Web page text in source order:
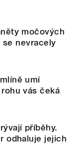
močových
nevracely
umí
vás čeká
příběhy.
odhaluje jejich